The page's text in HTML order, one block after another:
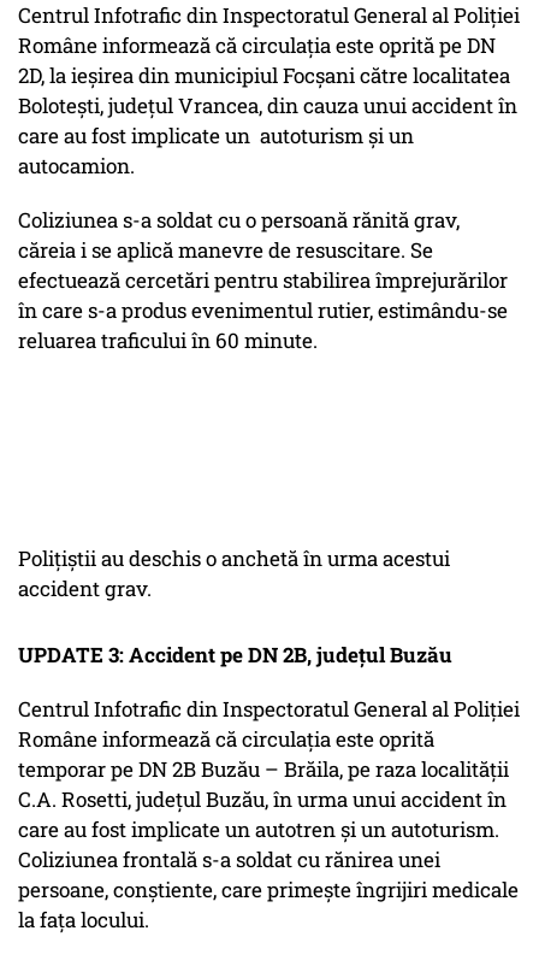
Centrul Infotrafic din Inspectoratul General al Poliţiei
Române informează că circulația este oprită pe DN
2D, la ieșirea din municipiul Focșani către localitatea
Bolotești, județul Vrancea, din cauza unui accident în
care au fost implicate un autoturism și un
autocamion.
Coliziunea s-a soldat cu o persoană rănită grav,
căreia i se aplică manevre de resuscitare. Se
efectuează cercetări pentru stabilirea împrejurărilor
în care s-a produs evenimentul rutier, estimându-se
reluarea traficului în 60 minute.
Polițiștii au deschis o anchetă în urma acestui
accident grav.
UPDATE 3: Accident pe DN 2B, județul Buzău
Centrul Infotrafic din Inspectoratul General al Poliţiei
Române informează că circulația este oprită
temporar pe DN 2B Buzău – Brăila, pe raza localității
C.A. Rosetti, județul Buzău, în urma unui accident în
care au fost implicate un autotren și un autoturism.
Coliziunea frontală s-a soldat cu rănirea unei
persoane, conștiente, care primește îngrijiri medicale
la fața locului.